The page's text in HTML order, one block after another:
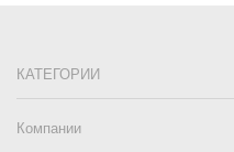
КАТЕГОРИИ
Компании